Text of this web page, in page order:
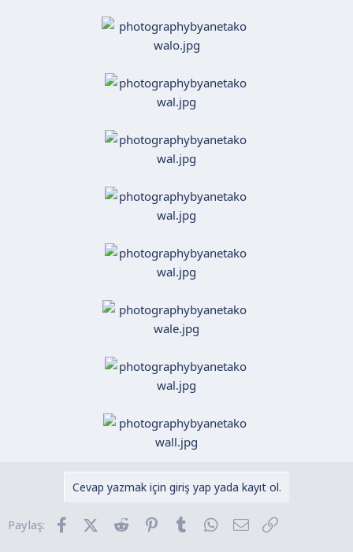
Cevap yazmak için giriş yap yada kayıt ol.
Paylaş: FacebookX (Twitter)
Reddit Pinterest
Tumblr WhatsApp
E-posta